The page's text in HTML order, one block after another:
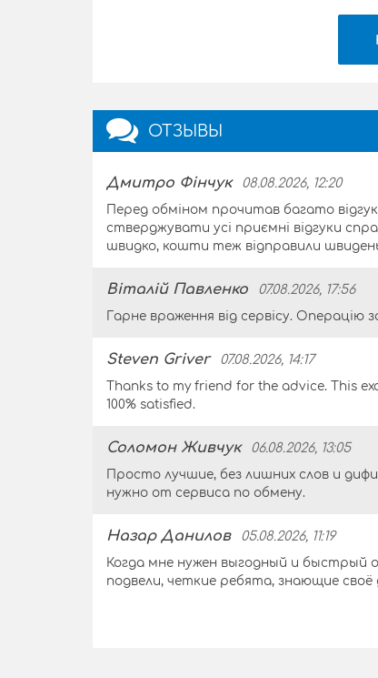
ОТЗЫВЫ
Дмитро Фінчук 08.08.2026, 12:20
Перед обміном прочитав багато
стверджувати усі приємні відгуки
швидко, кошти теж відправили
Віталій Павленко 07.08.2026, 17:56
Гарне враження від сервісу.
Steven Griver 07.08.2026, 14:17
Thanks to my friend for the advice. This
100% satisfied.
Соломон Живчук 06.08.2026, 13:05
Просто лучшие, без лишних слов и
нужно от сервиса по обмену.
Назар Данилов 05.08.2026, 11:19
Когда мне нужен выгодный и быстрый
подвели, четкие ребята, знающие